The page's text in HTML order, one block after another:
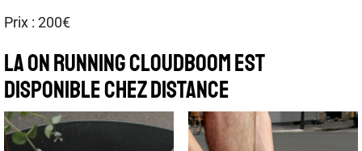
Prix : 200€
LA ON RUNNING CLOUDBOOM EST
DISPONIBLE CHEZ DISTANCE